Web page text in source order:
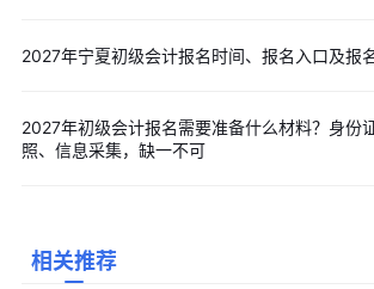
评价
23:59
2027年宁夏初级会计报名时间、报名入口及报
2027年初级会计报名需要准备什么材料？身份
照、信息采集，缺一不可
相关推荐